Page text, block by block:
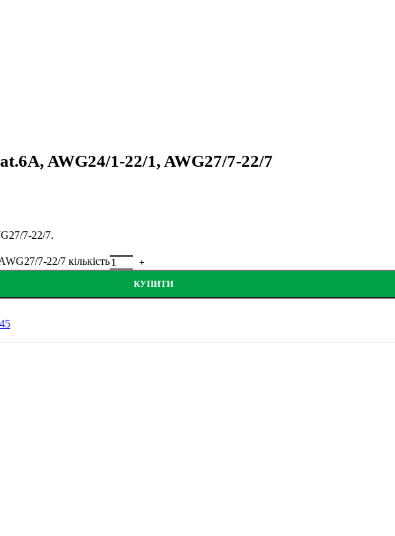
AWG24/1-22/1, AWG27/7-22/7
7-22/7.
7-22/7 кількість
КУПИТИ